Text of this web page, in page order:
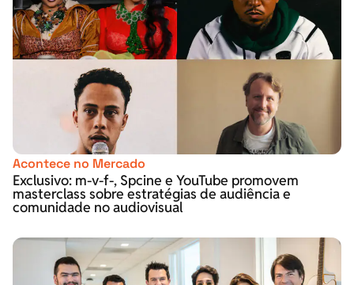
Acontece no Mercado
Exclusivo: m-v-f-, Spcine e YouTube promovem
masterclass sobre estratégias de audiência e
comunidade no audiovisual